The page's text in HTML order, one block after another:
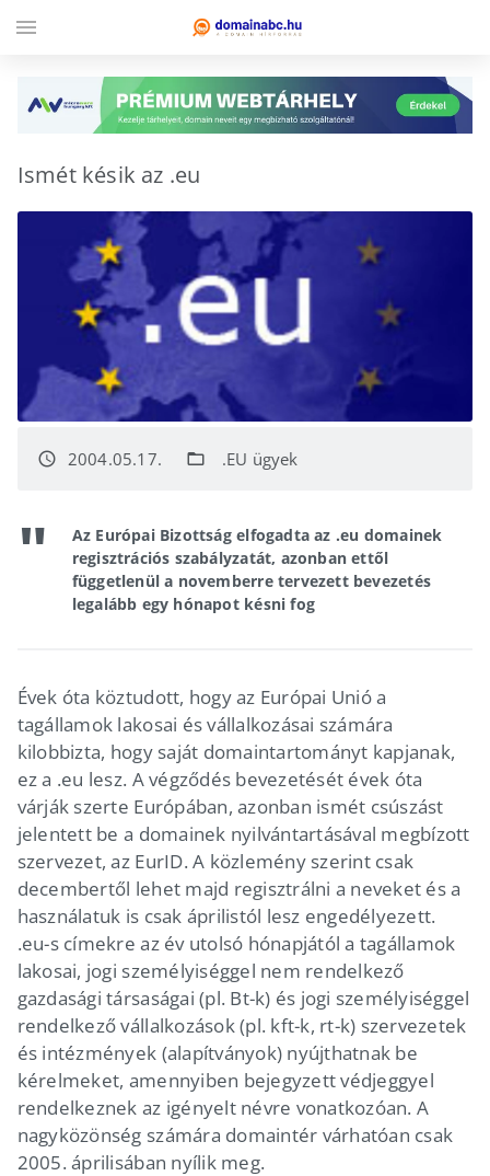
Ismét késik az .eu
access_time 2004.05.17. folder_open .EU ügyek
Az Európai Bizottság elfogadta az .eu domainek
regisztrációs szabályzatát, azonban ettől
függetlenül a novemberre tervezett bevezetés
legalább egy hónapot késni fog
Évek óta köztudott, hogy az Európai Unió a
tagállamok lakosai és vállalkozásai számára
kilobbizta, hogy saját domaintartományt kapjanak,
ez a .eu lesz. A végződés bevezetését évek óta
várják szerte Európában, azonban ismét csúszást
jelentett be a domainek nyilvántartásával megbízott
szervezet, az EurID. A közlemény szerint csak
decembertől lehet majd regisztrálni a neveket és a
használatuk is csak áprilistól lesz engedélyezett.
.eu-s címekre az év utolsó hónapjától a tagállamok
lakosai, jogi személyiséggel nem rendelkező
gazdasági társaságai (pl. Bt-k) és jogi személyiséggel
rendelkező vállalkozások (pl. kft-k, rt-k) szervezetek
és intézmények (alapítványok) nyújthatnak be
kérelmeket, amennyiben bejegyzett védjeggyel
rendelkeznek az igényelt névre vonatkozóan. A
nagyközönség számára domaintér várhatóan csak
2005. áprilisában nyílik meg.
menu